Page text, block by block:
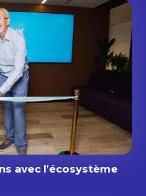
avec l’écosystème